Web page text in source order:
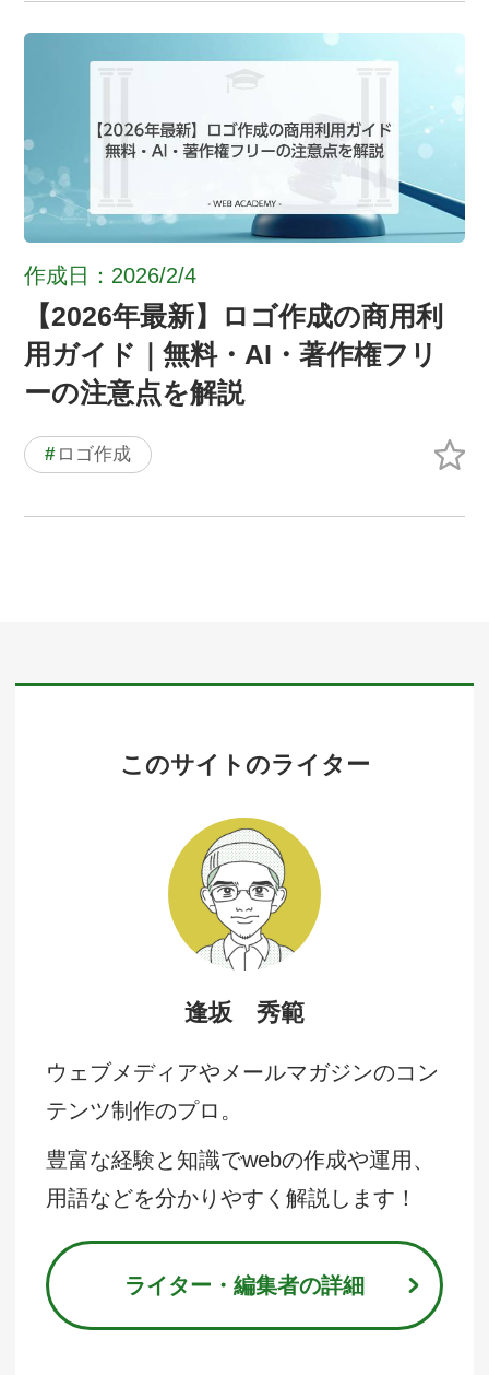
作成日：2026/2/4
【2026年最新】ロゴ作成の商用利
用ガイド｜無料・AI・著作権フリ
ーの注意点を解説
# ロゴ作成
このサイトのライター
逢坂 秀範
ウェブメディアやメールマガジンのコン
テンツ制作のプロ。
豊富な経験と知識でwebの作成や運用、
用語などを分かりやすく解説します！
ライター・編集者の詳細